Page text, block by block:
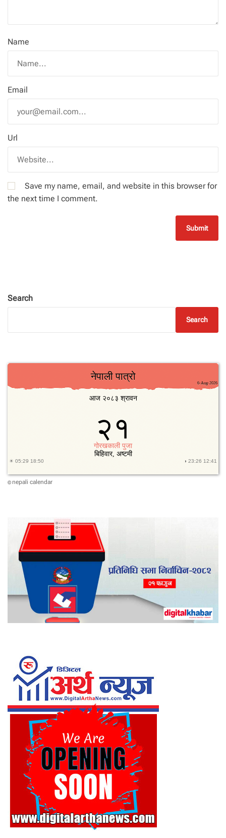
Name
Email
Url
Save my name, email, and website in this browser for
the next time I comment.
Search
Search
© nepali calendar